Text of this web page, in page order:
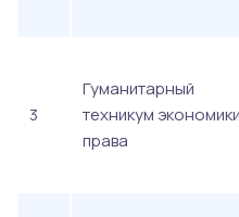
3
Гуманитарный
техникум
права